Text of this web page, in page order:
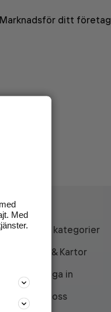
Marknadsför ditt företag
Alla kategorier
API & Kartor
Logga in
Om oss
Med